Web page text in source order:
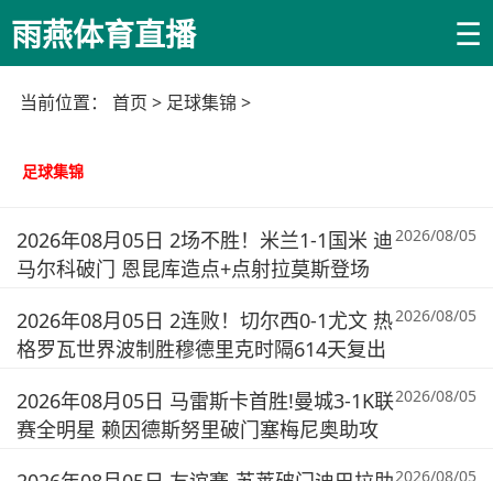
雨燕体育直播 ☰
当前位置： 首页 > 足球集锦 >
足球集锦
2026年08月05日 2场不胜！米兰1-1国米 迪
马尔科破门 恩昆库造点+点射拉莫斯登场
2026/08/05
2026年08月05日 2连败！切尔西0-1尤文 热
格罗瓦世界波制胜穆德里克时隔614天复出
2026/08/05
2026年08月05日 马雷斯卡首胜!曼城3-1K联
赛全明星 赖因德斯努里破门塞梅尼奥助攻
2026/08/05
2026/08/05